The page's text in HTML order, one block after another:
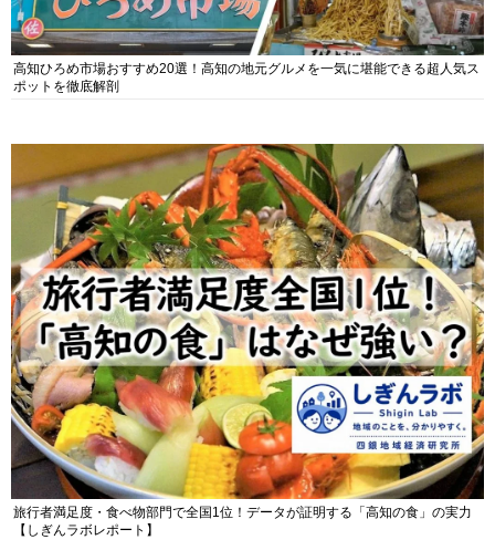
高知ひろめ市場おすすめ20選！高知の地元グルメを一気に堪能できる超人気ス
ポットを徹底解剖
旅行者満足度・食べ物部門で全国1位！データが証明する「高知の食」の実力
【しぎんラボレポート】